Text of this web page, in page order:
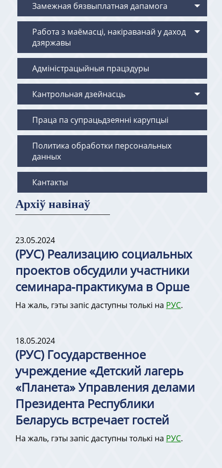
Замежная бязвыплатная дапамога
Работа з маёмасцi, накiраванай у даход
дзяржавы
Адміністрацыйныя працэдуры
Кантрольная дзейнасць
Праца па супрацьдзеянні карупцыі
Политика обработки персональных
данных
Кантакты
Архіў навінаў
23.05.2024
(РУС) Реализацию социальных
проектов обсудили участники
семинара-практикума в Орше
На жаль, гэты запіс даступны толькі на РУС.
18.05.2024
(РУС) Государственное
учреждение «Детский лагерь
«Планета» Управления делами
Президента Республики
Беларусь встречает гостей
На жаль, гэты запіс даступны толькі на РУС.